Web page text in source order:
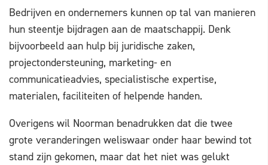
Bedrijven en ondernemers kunnen op tal van manieren
hun steentje bijdragen aan de maatschappij. Denk
bijvoorbeeld aan hulp bij juridische zaken,
projectondersteuning, marketing- en
communicatieadvies, specialistische expertise,
materialen, faciliteiten of helpende handen.
Overigens wil Noorman benadrukken dat die twee
grote veranderingen weliswaar onder haar bewind tot
stand zijn gekomen, maar dat het niet was gelukt